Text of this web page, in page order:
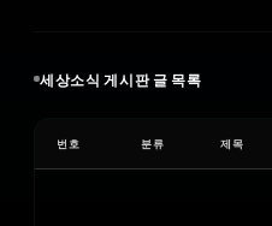
세상소식 게시판 글 목록
번호 분류 제목